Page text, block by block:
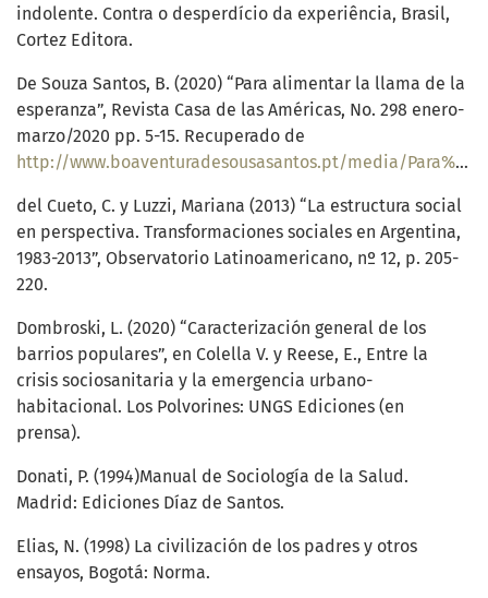
indolente. Contra o desperdício da experiência, Brasil,
Cortez Editora.
De Souza Santos, B. (2020) “Para alimentar la llama de la
esperanza”, Revista Casa de las Américas, No. 298 enero-
marzo/2020 pp. 5-15. Recuperado de
http://www.boaventuradesousasantos.pt/media/Para%20alimentar%20la%20llama%20de%20la%20esperanza_CasaAm%C3%A9ricas_2020.pdf
del Cueto, C. y Luzzi, Mariana (2013) “La estructura social
en perspectiva. Transformaciones sociales en Argentina,
1983-2013”, Observatorio Latinoamericano, nº 12, p. 205-
220.
Dombroski, L. (2020) “Caracterización general de los
barrios populares”, en Colella V. y Reese, E., Entre la
crisis sociosanitaria y la emergencia urbano-
habitacional. Los Polvorines: UNGS Ediciones (en
prensa).
Donati, P. (1994)Manual de Sociología de la Salud.
Madrid: Ediciones Díaz de Santos.
Elias, N. (1998) La civilización de los padres y otros
ensayos, Bogotá: Norma.